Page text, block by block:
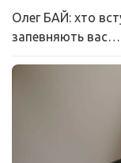
Олег БАЙ: хто
запевняють вас…